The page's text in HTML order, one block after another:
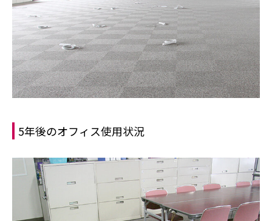
5年後のオフィス使用状況